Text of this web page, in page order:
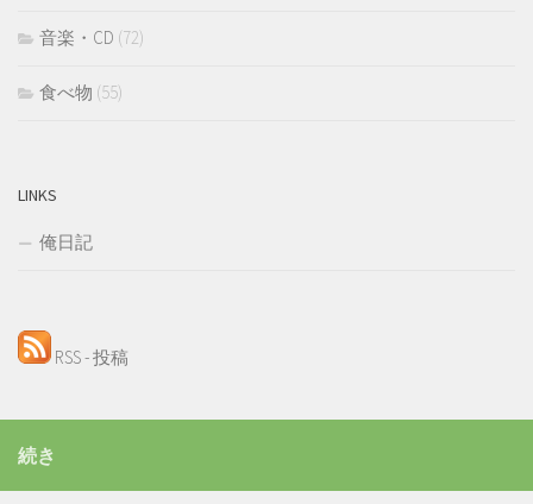
音楽・CD (72)
食べ物 (55)
LINKS
俺日記
RSS - 投稿
続き